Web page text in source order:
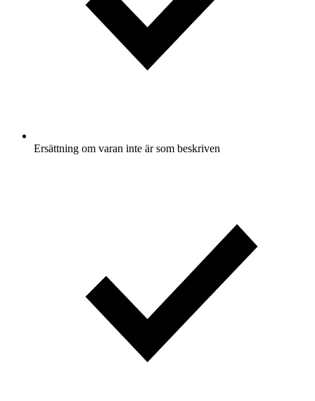
Ersättning om varan inte är som beskriven